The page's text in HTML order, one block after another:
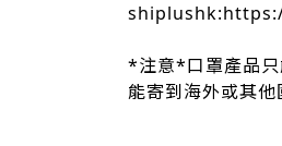
*注意*口罩產品只
能寄到海外或其他